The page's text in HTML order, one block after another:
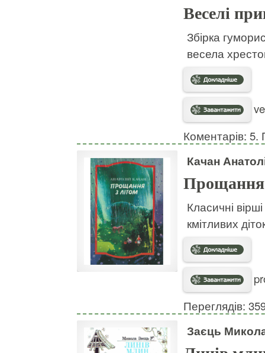
Веселі
Збірка
весела
Коментарів: 5.
Качан
Прощання
Класичні
кмітливих
Переглядів:
Заєць